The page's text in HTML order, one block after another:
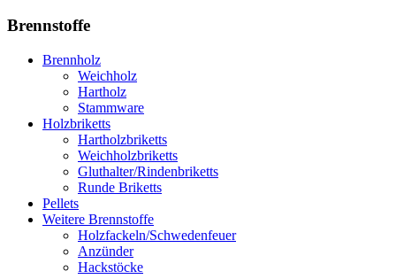
Brennstoffe
Brennholz
Weichholz
Hartholz
Stammware
Holzbriketts
Hartholzbriketts
Weichholzbriketts
Gluthalter/Rindenbriketts
Runde Briketts
Pellets
Weitere Brennstoffe
Holzfackeln/Schwedenfeuer
Anzünder
Hackstöcke